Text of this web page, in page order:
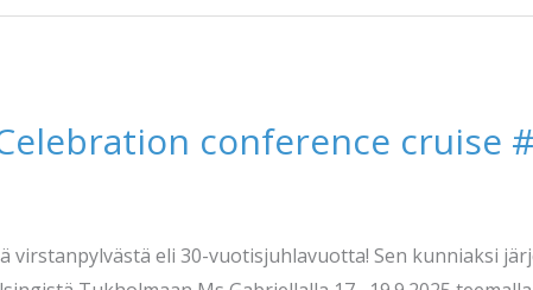
conference cruise
virstanpylvästä eli 30-vuotisjuhlavuotta! Sen kunniaksi